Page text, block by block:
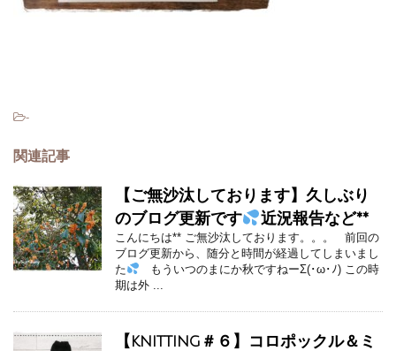
-
関連記事
【ご無沙汰しております】久しぶり
のブログ更新です
近況報告など**
こんにちは** ご無沙汰しております。。。 前回の
ブログ更新から、随分と時間が経過してしまいまし
た
もういつのまにか秋ですねーΣ(･ω･ﾉ) この時
期は外 ...
【knitting＃６】コロポックル＆ミ